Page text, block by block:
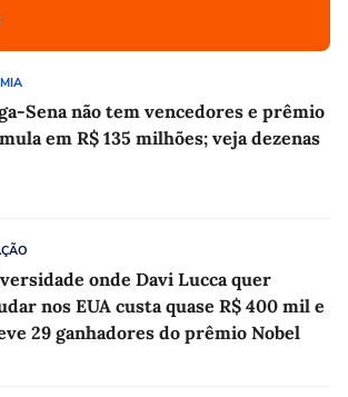
Sena não tem vencedores e prêmio
em R$ 135 milhões; veja dezenas
onde Davi Lucca quer
nos EUA custa quase R$ 400 mil e
29 ganhadores do prêmio Nobel